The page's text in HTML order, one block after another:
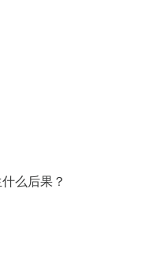
么后果？